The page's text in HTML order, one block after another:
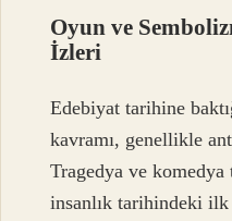
Oyun ve
İzleri
Edebiyat tarihine
kavramı, genellikle
Tragedya ve
insanlık tarihindeki